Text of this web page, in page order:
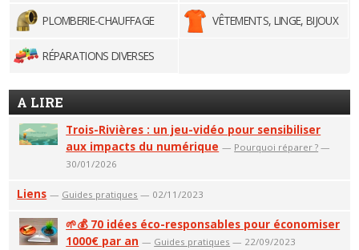
PLOMBERIE-CHAUFFAGE VÊTEMENTS, LINGE, BIJOUX
RÉPARATIONS DIVERSES
A LIRE
Trois-Rivières : un jeu-vidéo pour sensibiliser
aux impacts du numérique — Pourquoi réparer ? —
30/01/2026
Liens — Guides pratiques — 02/11/2023
🌱💰 70 idées éco-responsables pour économiser
1000€ par an — Guides pratiques — 22/09/2023